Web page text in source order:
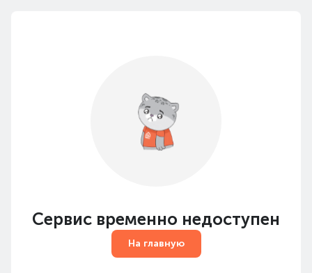
Сервис временно недоступен
На главную